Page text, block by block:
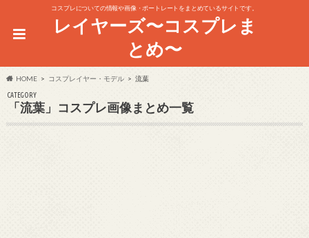
コスプレについての情報や画像・ポートレートをまとめているサイトです。
レイヤーズ〜コスプレま
とめ〜
HOME コスプレイヤー・モデル 流葉
CATEGORY
「流葉」コスプレ画像まとめ一覧